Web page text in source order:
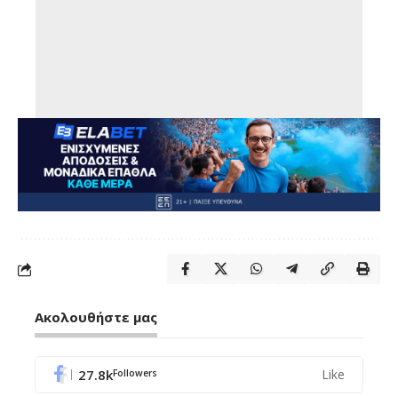
Ακολουθήστε μας
27.8kFollowers Like